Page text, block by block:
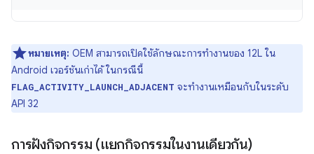
หมายเหตุ: OEM สามารถเปิดใช้ลักษณะการทำงานของ 12L ใน
Android เวอร์ชันเก่าได้ ในกรณีนี้
FLAG_ACTIVITY_LAUNCH_ADJACENT จะทำงานเหมือนกับในระดับ
API 32
การฝังกิจกรรม (แยกกิจกรรมในงานเดียวกัน)